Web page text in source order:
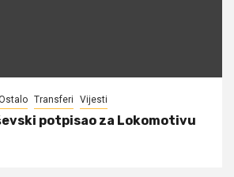
Transferi Vijesti
potpisao za Lokomotivu